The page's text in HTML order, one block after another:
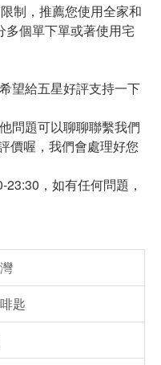
制，推薦您使用全家和
個單下單或著使用宅
望給五星好評支持一下
問題可以聊聊聯繫我們
價喔，我們會處理好您
，如有任何問題，
匙